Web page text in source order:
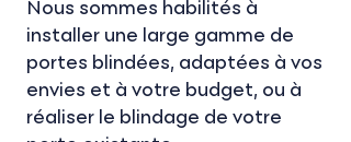
Nous sommes habilités à
installer une large gamme de
portes blindées, adaptées à vos
envies et à votre budget, ou à
réaliser le blindage de votre